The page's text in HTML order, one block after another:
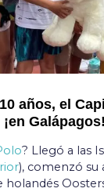
años, el
Galápagos!
? Llegó a las
), comenzó su
holandés